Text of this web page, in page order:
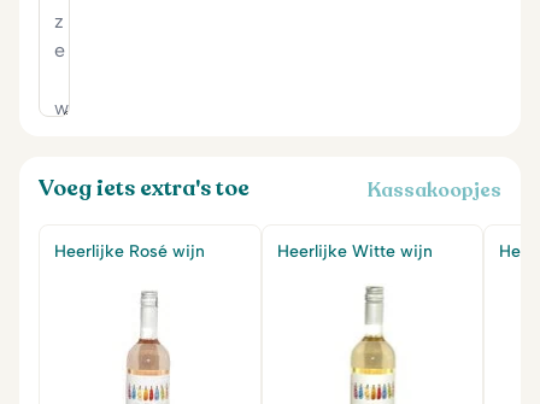
Voeg iets extra's toe Kassakoopjes
Heerlijke Rosé wijn Heerlijke Witte wijn